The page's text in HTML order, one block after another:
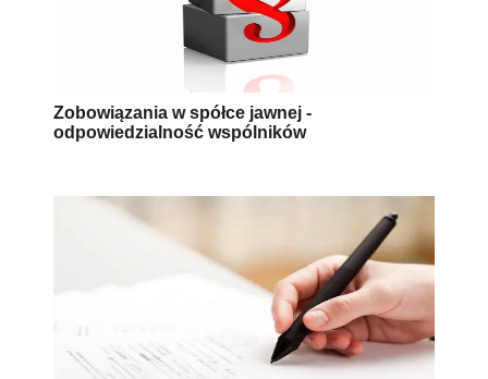
Zobowiązania w spółce jawnej -
odpowiedzialność wspólników